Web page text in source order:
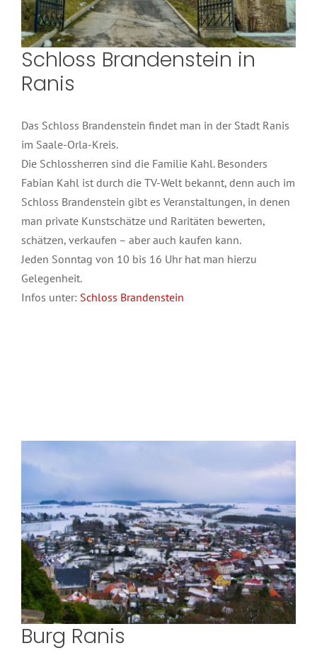
Schloss Brandenstein in
Ranis
Das Schloss Brandenstein findet man in der Stadt Ranis
im Saale-Orla-Kreis.
Die Schlossherren sind die Familie Kahl. Besonders
Fabian Kahl ist durch die TV-Welt bekannt, denn auch im
Schloss Brandenstein gibt es Veranstaltungen, in denen
man private Kunstschätze und Raritäten bewerten,
schätzen, verkaufen – aber auch kaufen kann.
Jeden Sonntag von 10 bis 16 Uhr hat man hierzu
Gelegenheit.
Infos unter: Schloss Brandenstein
Burg Ranis